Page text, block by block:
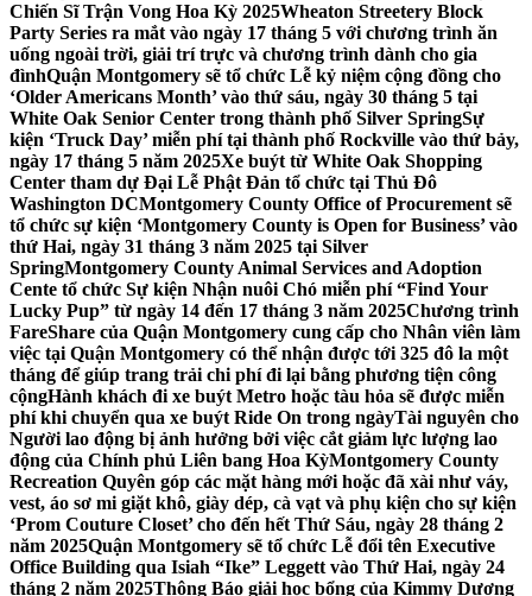
Chiến Sĩ Trận Vong Hoa Kỳ 2025Wheaton Streetery Block
Party Series ra mắt vào ngày 17 tháng 5 với chương trình ăn
uống ngoài trời, giải trí trực và chương trình dành cho gia
đìnhQuận Montgomery sẽ tổ chức Lễ kỷ niệm cộng đồng cho
‘Older Americans Month’ vào thứ sáu, ngày 30 tháng 5 tại
White Oak Senior Center trong thành phố Silver SpringSự
kiện ‘Truck Day’ miễn phí tại thành phố Rockville vào thứ bảy,
ngày 17 tháng 5 năm 2025Xe buýt từ White Oak Shopping
Center tham dự Đại Lễ Phật Đản tổ chức tại Thủ Đô
Washington DCMontgomery County Office of Procurement sẽ
tổ chức sự kiện ‘Montgomery County is Open for Business’ vào
thứ Hai, ngày 31 tháng 3 năm 2025 tại Silver
SpringMontgomery County Animal Services and Adoption
Cente tổ chức Sự kiện Nhận nuôi Chó miễn phí “Find Your
Lucky Pup” từ ngày 14 đến 17 tháng 3 năm 2025Chương trình
FareShare của Quận Montgomery cung cấp cho Nhân viên làm
việc tại Quận Montgomery có thể nhận được tới 325 đô la một
tháng để giúp trang trải chi phí đi lại bằng phương tiện công
cộngHành khách đi xe buýt Metro hoặc tàu hỏa sẽ được miễn
phí khi chuyển qua xe buýt Ride On trong ngàyTài nguyên cho
Người lao động bị ảnh hưởng bởi việc cắt giảm lực lượng lao
động của Chính phủ Liên bang Hoa KỳMontgomery County
Recreation Quyên góp các mặt hàng mới hoặc đã xài như váy,
vest, áo sơ mi giặt khô, giày dép, cà vạt và phụ kiện cho sự kiện
‘Prom Couture Closet’ cho đến hết Thứ Sáu, ngày 28 tháng 2
năm 2025Quận Montgomery sẽ tổ chức Lễ đổi tên Executive
Office Building qua Isiah “Ike” Leggett vào Thứ Hai, ngày 24
tháng 2 năm 2025Thông Báo giải học bổng của Kimmy Dương